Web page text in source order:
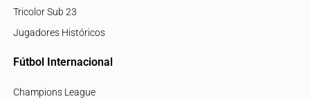
Tricolor Sub 23
Jugadores Históricos
Fútbol Internacional
Champions League